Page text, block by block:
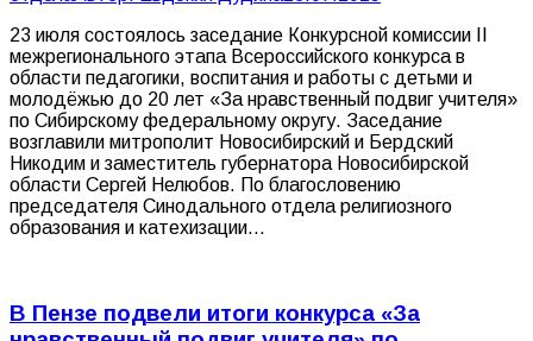
23 июля состоялось заседание Конкурсной комиссии II
межрегионального этапа Всероссийского конкурса в
области педагогики, воспитания и работы с детьми и
молодёжью до 20 лет «За нравственный подвиг учителя»
по Сибирскому федеральному округу. Заседание
возглавили митрополит Новосибирский и Бердский
Никодим и заместитель губернатора Новосибирской
области Сергей Нелюбов. По благословению
председателя Синодального отдела религиозного
образования и катехизации…
В Пензе подвели итоги конкурса «За